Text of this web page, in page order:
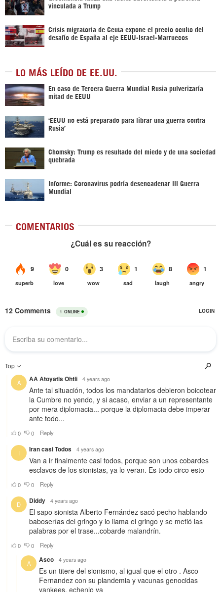
vinculada a Trump
Crisis migratoria de Ceuta expone el precio oculto del
desafío de España al eje EEUU-Israel-Marruecos
LO MÁS LEÍDO DE EE.UU.
En caso de Tercera Guerra Mundial Rusia pulverizaría
mitad de EEUU
‘EEUU no está preparado para librar una guerra contra
Rusia’
Chomsky: Trump es resultado del miedo y de una sociedad
quebrada
Informe: Coronavirus podría desencadenar III Guerra
Mundial
COMENTARIOS